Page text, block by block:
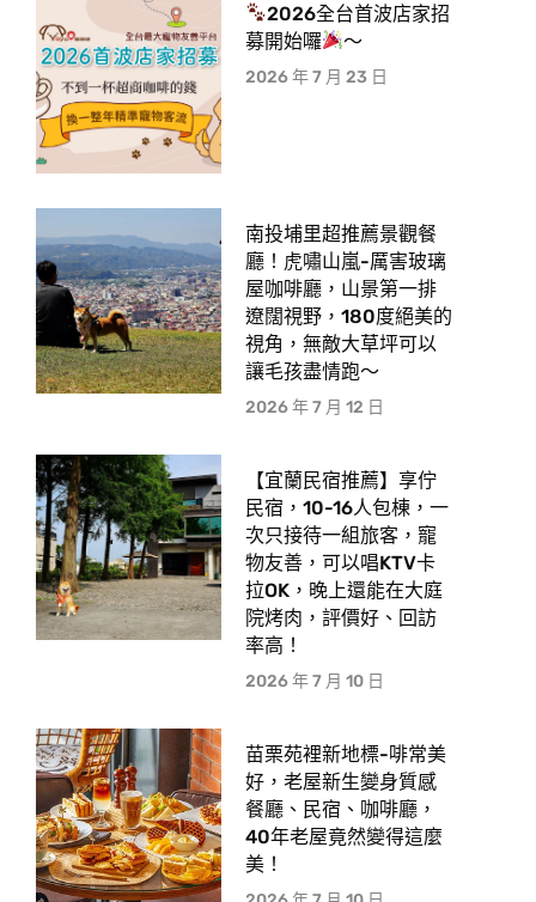
2026全台首波店家招
募開始囉
～
2026 年 7 月 23 日
南投埔里超推薦景觀餐
廳！虎嘯山嵐-厲害玻璃
屋咖啡廳，山景第一排
遼闊視野，180度絕美的
視角，無敵大草坪可以
讓毛孩盡情跑〜
2026 年 7 月 12 日
【宜蘭民宿推薦】享佇
民宿，10-16人包棟，一
次只接待一組旅客，寵
物友善，可以唱KTV卡
拉OK，晚上還能在大庭
院烤肉，評價好、回訪
率高！
2026 年 7 月 10 日
苗栗苑裡新地標-啡常美
好，老屋新生變身質感
餐廳、民宿、咖啡廳，
40年老屋竟然變得這麼
美！